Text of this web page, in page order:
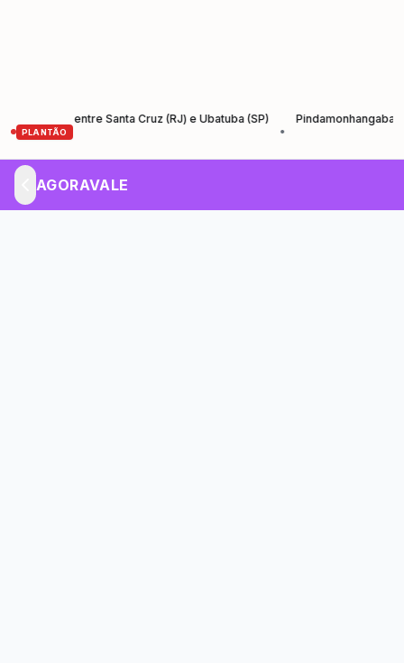
PLANTÃO
entre Santa Cruz (RJ) e Ubatuba (SP)
Pindamonhangaba lança
AGORAVALE